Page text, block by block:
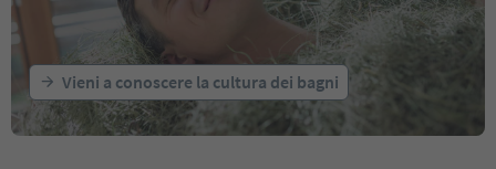
Vieni a conoscere la cultura dei bagni